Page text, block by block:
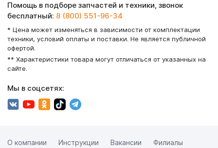
Помощь в подборе запчастей и техники, звонок
бесплатный: 8 (800) 551-96-34
* Цена может изменяться в зависимости от комплектации
техники, условий оплаты и поставки. Не является публичной
офертой.
** Характеристики товара могут отличаться от указанных на
сайте.
Мы в соцсетях:
О компании Инструкции Вакансии Филиалы